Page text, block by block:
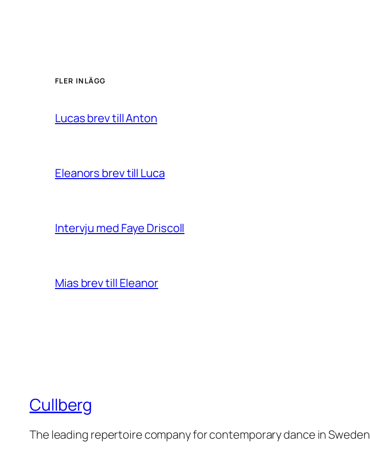
FLER INLÄGG
Lucas brev till Anton
Eleanors brev till Luca
Intervju med Faye Driscoll
Mias brev till Eleanor
Cullberg
The leading repertoire company for contemporary dance in Sweden